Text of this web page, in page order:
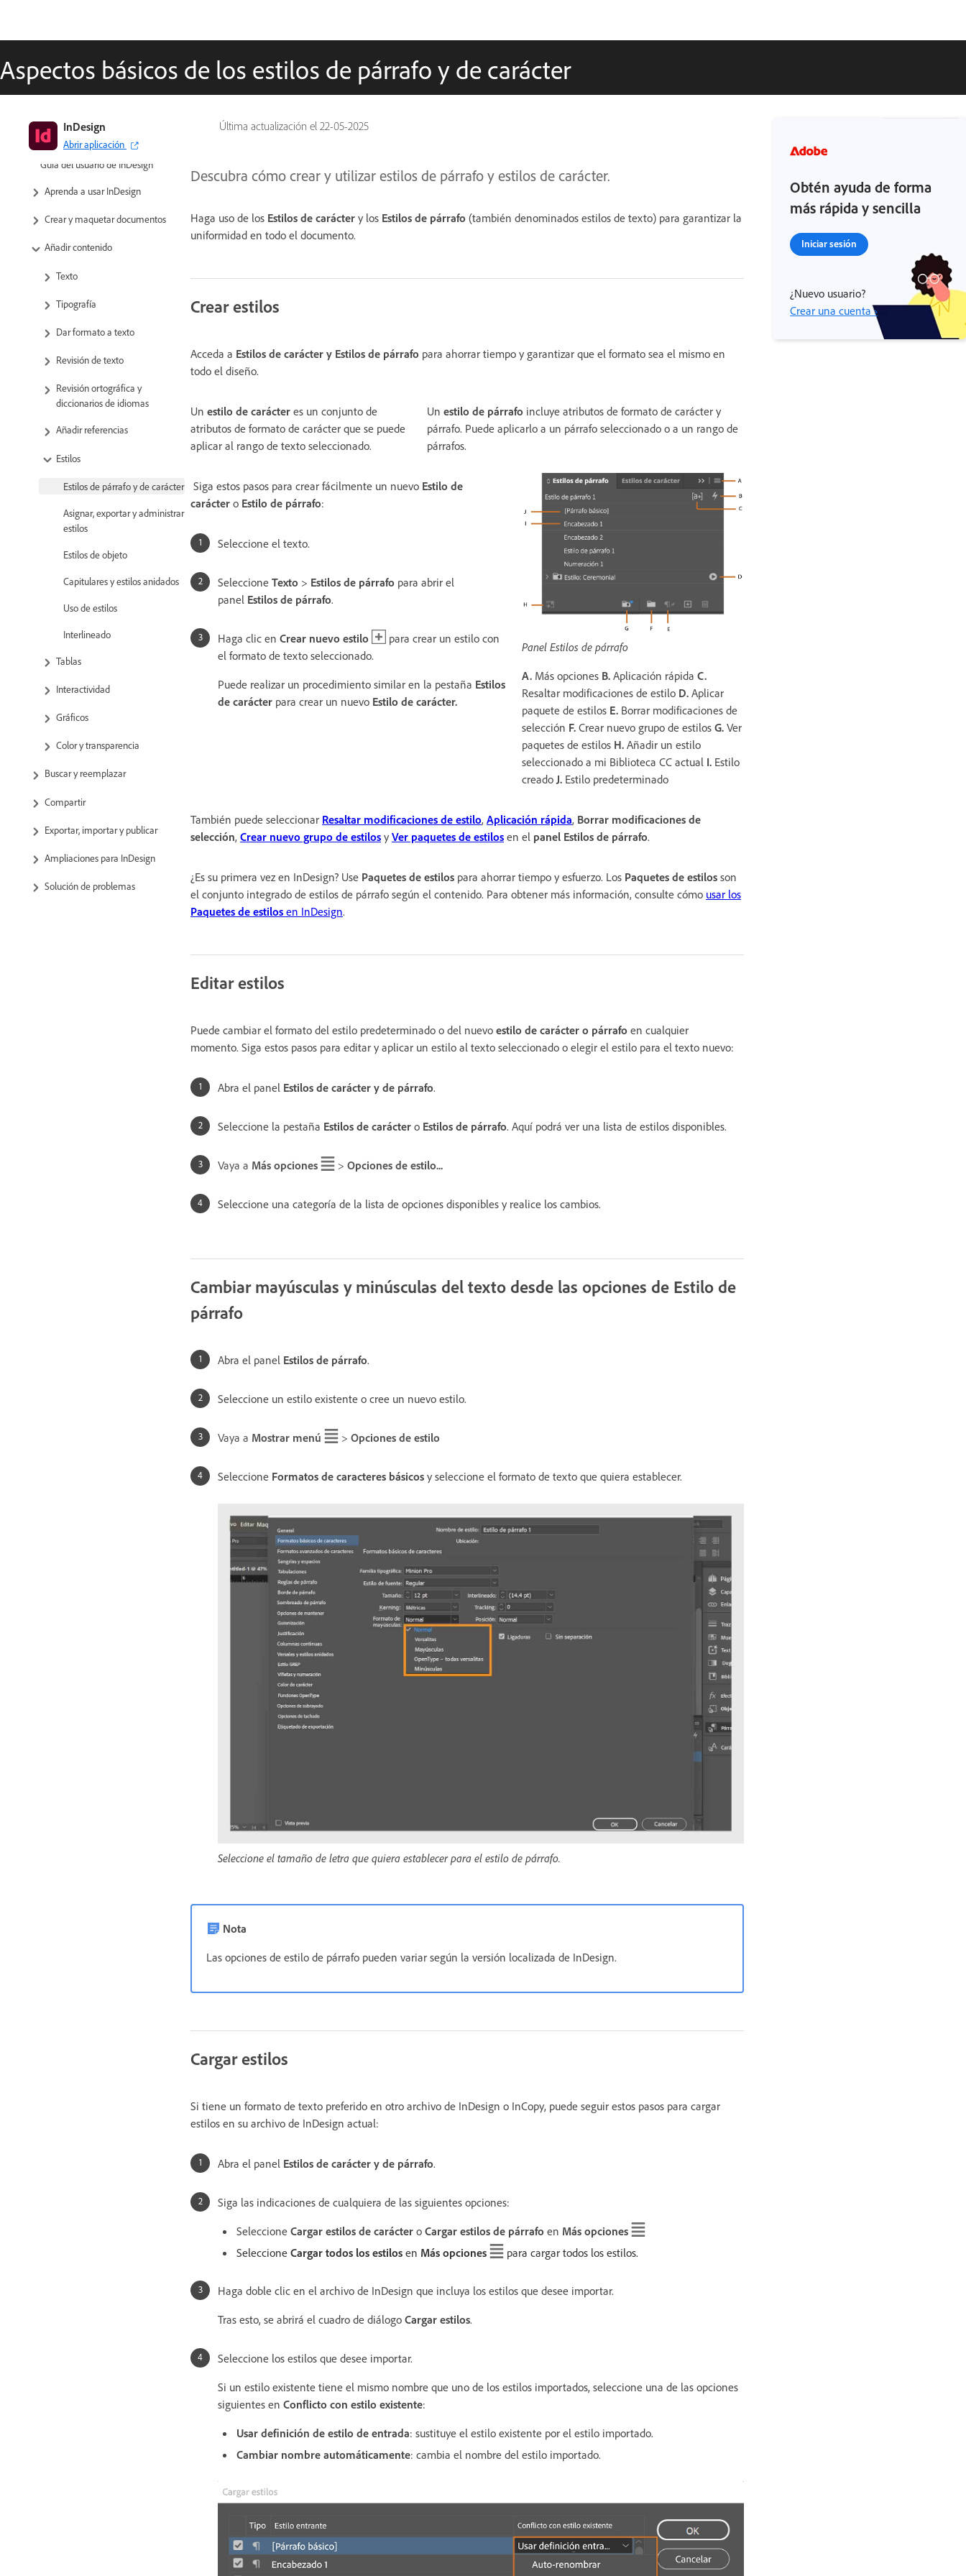
Aspectos básicos de los estilos de párrafo y de carácter
Última actualización el 22-05-2025
InDesign
Abrir aplicación
Guía del usuario de InDesign
Aprenda a usar InDesign
Crear y maquetar documentos
Añadir contenido
Texto
Tipografía
Dar formato a texto
Revisión de texto
Revisión ortográfica y
diccionarios de idiomas
Añadir referencias
Estilos
Estilos de párrafo y de carácter
Asignar, exportar y administrar
estilos
Estilos de objeto
Capitulares y estilos anidados
Uso de estilos
Interlineado
Tablas
Interactividad
Gráficos
Color y transparencia
Buscar y reemplazar
Compartir
Exportar, importar y publicar
Ampliaciones para InDesign
Solución de problemas
Descubra cómo crear y utilizar estilos de párrafo y estilos de carácter.
Haga uso de los Estilos de carácter y los Estilos de párrafo (también denominados estilos de texto) para garantizar la
uniformidad en todo el documento.
Crear estilos
Acceda a Estilos de carácter y Estilos de párrafo para ahorrar tiempo y garantizar que el formato sea el mismo en
todo el diseño.
Un estilo de carácter es un conjunto de
atributos de formato de carácter que se puede
aplicar al rango de texto seleccionado.
Unestilo de párrafo incluye atributos de formato de carácter y
párrafo. Puede aplicarlo a un párrafo seleccionado o a un rango de
párrafos.
Siga estos pasos para crear fácilmente un nuevo Estilo de
carácter o Estilo de párrafo:
Seleccione el texto.
Seleccione Texto > Estilos de párrafo para abrir el
panel Estilos de párrafo.
Haga clic en Crear nuevo estilo
para crear un estilo con
el formato de texto seleccionado.
Puede realizar un procedimiento similar en la pestaña Estilos
de carácter para crear un nuevo Estilo de carácter.
Panel Estilos de párrafo
A.Más opciones B.Aplicación rápida C.
Resaltar modificaciones de estilo D.Aplicar
paquete de estilos E.Borrar modificaciones de
selección F.Crear nuevo grupo de estilos G.Ver
paquetes de estilos H.Añadir un estilo
seleccionado a mi Biblioteca CC actual I.Estilo
creadoJ.Estilo predeterminado
También puede seleccionar Resaltar modificaciones de estilo, Aplicación rápida, Borrar modificaciones de
selección, Crear nuevo grupo de estilos y Ver paquetes de estilos en el panel Estilos de párrafo.
¿Es su primera vez en InDesign? Use Paquetes de estilos para ahorrar tiempo y esfuerzo. Los Paquetes de estilos son
el conjunto integrado de estilos de párrafo según el contenido. Para obtener más información, consulte cómo usar los
Paquetes de estilos en InDesign.
Editar estilos
Puede cambiar el formato del estilo predeterminado o del nuevo estilo de carácter o párrafo en cualquier
momento. Siga estos pasos para editar y aplicar un estilo al texto seleccionado o elegir el estilo para el texto nuevo:
Abra el panel Estilos de carácter y de párrafo.
Seleccione la pestaña Estilos de carácter o Estilos de párrafo. Aquí podrá ver una lista de estilos disponibles.
Vaya a Más opciones > Opciones de estilo...
Seleccione una categoría de la lista de opciones disponibles y realice los cambios.
Cambiar mayúsculas y minúsculas del texto desde las opciones de Estilo de
párrafo
Abra el panel Estilos de párrafo.
Seleccione un estilo existente o cree un nuevo estilo.
Vaya a Mostrar menú > Opciones de estilo
Seleccione Formatos de caracteres básicos y seleccione el formato de texto que quiera establecer.
Seleccione el tamaño de letra que quiera establecer para el estilo de párrafo.
Nota
Las opciones de estilo de párrafo pueden variar según la versión localizada de InDesign.
Cargar estilos
Si tiene un formato de texto preferido en otro archivo de InDesign o InCopy, puede seguir estos pasos para cargar
estilos en su archivo de InDesign actual:
Abra el panel Estilos de carácter y de párrafo.
Siga las indicaciones de cualquiera de las siguientes opciones:
Seleccione Cargar estilos de carácter o Cargar estilos de párrafo en Más opciones
Seleccione Cargar todos los estilos en Más opciones para cargar todos los estilos.
Haga doble clic en el archivo de InDesign que incluya los estilos que desee importar.
Tras esto, se abrirá el cuadro de diálogo Cargar estilos.
Seleccione los estilos que desee importar.
Si un estilo existente tiene el mismo nombre que uno de los estilos importados, seleccione una de las opciones
siguientes en Conflicto con estilo existente:
Usar definición de estilo de entrada: sustituye el estilo existente por el estilo importado.
Cambiar nombre automáticamente: cambia el nombre del estilo importado.
Obtén ayuda de forma
más rápida y sencilla
Iniciar sesión
¿Nuevo usuario?
Crear una cuenta ›